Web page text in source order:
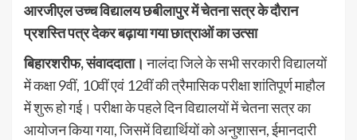
आरजीएल उच्च विद्यालय छबीलापुर में चेतना सत्र के दौरान
प्रशस्ति पत्र देकर बढ़ाया गया छात्राओं का उत्सा
बिहारशरीफ, संवाददाता। नालंदा जिले के सभी सरकारी विद्यालयों
में कक्षा 9वीं, 10वीं एवं 12वीं की त्रैमासिक परीक्षा शांतिपूर्ण माहौल
में शुरू हो गई। परीक्षा के पहले दिन विद्यालयों में चेतना सत्र का
आयोजन किया गया, जिसमें विद्यार्थियों को अनुशासन, ईमानदारी